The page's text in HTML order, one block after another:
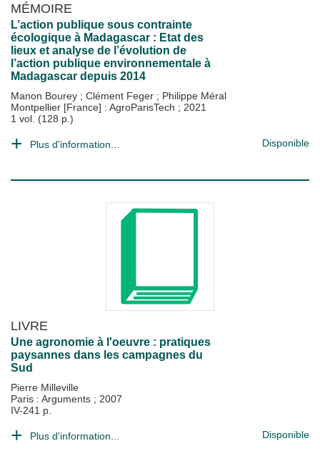
MÉMOIRE
L’action publique sous contrainte
écologique à Madagascar : Etat des
lieux et analyse de l’évolution de
l’action publique environnementale à
Madagascar depuis 2014
Manon Bourey ; Clément Feger ; Philippe Méral
Montpellier [France] : AgroParisTech ; 2021
1 vol. (128 p.)
Plus d'information... Disponible
LIVRE
Une agronomie à l'oeuvre : pratiques
paysannes dans les campagnes du
Sud
Pierre Milleville
Paris : Arguments ; 2007
IV-241 p.
Plus d'information... Disponible